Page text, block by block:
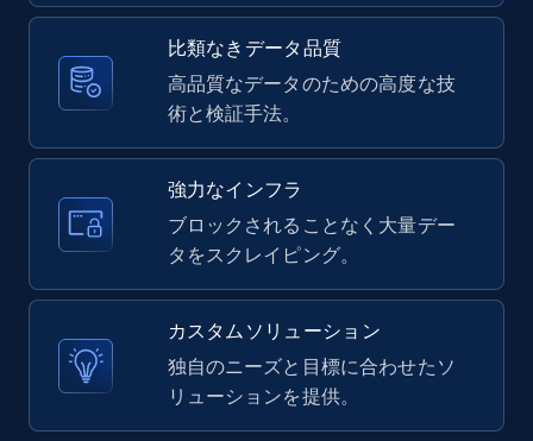
比類なきデータ品質
高品質なデータのための高度な技
術と検証手法。
強力なインフラ
ブロックされることなく大量デー
タをスクレイピング。
カスタムソリューション
独自のニーズと目標に合わせたソ
リューションを提供。